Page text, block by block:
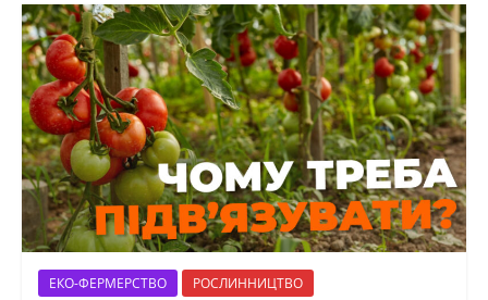
ЕКО-ФЕРМЕРСТВО РОСЛИННИЦТВО